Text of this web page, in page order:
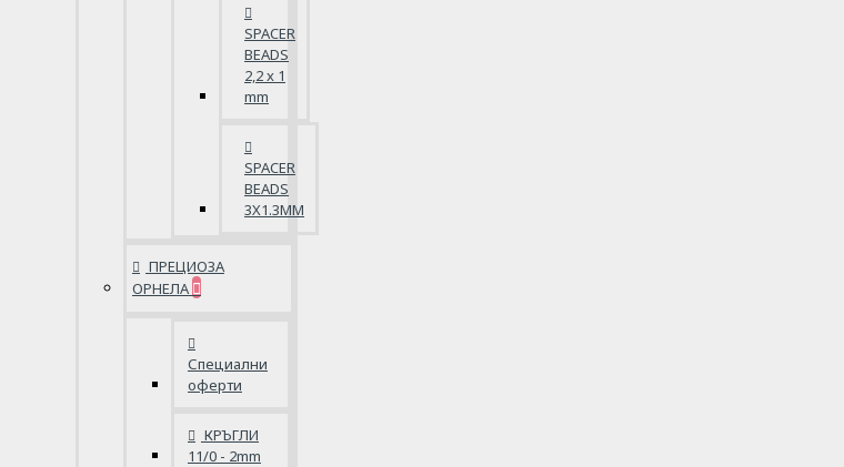
SPACER
BEADS
2,2 x 1
mm
SPACER
BEADS
3X1.3MM
ПРЕЦИОЗА
ОРНЕЛА
Специални
оферти
КРЪГЛИ
11/0 - 2mm